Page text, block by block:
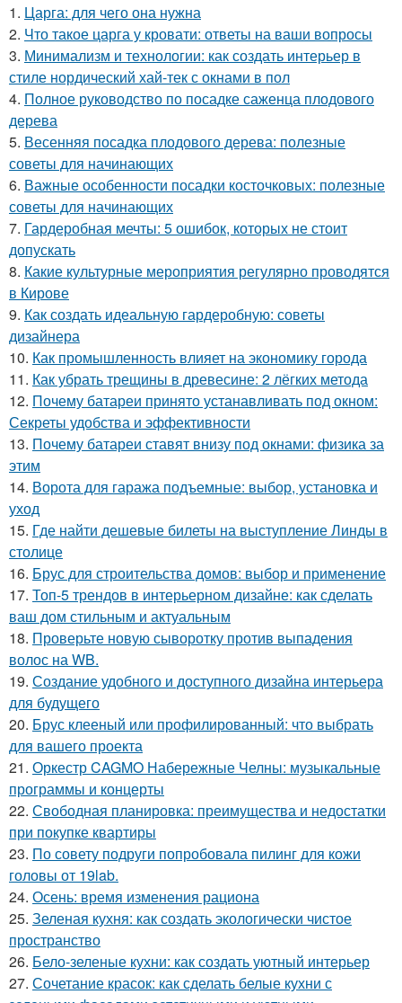
1. Царга: для чего она нужна
2. Что такое царга у кровати: ответы на ваши вопросы
3. Минимализм и технологии: как создать интерьер в
стиле нордический хай-тек с окнами в пол
4. Полное руководство по посадке саженца плодового
дерева
5. Весенняя посадка плодового дерева: полезные
советы для начинающих
6. Важные особенности посадки косточковых: полезные
советы для начинающих
7. Гардеробная мечты: 5 ошибок, которых не стоит
допускать
8. Какие культурные мероприятия регулярно проводятся
в Кирове
9. Как создать идеальную гардеробную: советы
дизайнера
10. Как промышленность влияет на экономику города
11. Как убрать трещины в древесине: 2 лёгких метода
12. Почему батареи принято устанавливать под окном:
Секреты удобства и эффективности
13. Почему батареи ставят внизу под окнами: физика за
этим
14. Ворота для гаража подъемные: выбор, установка и
уход
15. Где найти дешевые билеты на выступление Линды в
столице
16. Брус для строительства домов: выбор и применение
17. Топ-5 трендов в интерьерном дизайне: как сделать
ваш дом стильным и актуальным
18. Проверьте новую сыворотку против выпадения
волос на WB.
19. Создание удобного и доступного дизайна интерьера
для будущего
20. Брус клееный или профилированный: что выбрать
для вашего проекта
21. Оркестр CAGMO Набережные Челны: музыкальные
программы и концерты
22. Свободная планировка: преимущества и недостатки
при покупке квартиры
23. По совету подруги попробовала пилинг для кожи
головы от 19lab.
24. Осень: время изменения рациона
25. Зеленая кухня: как создать экологически чистое
пространство
26. Бело-зеленые кухни: как создать уютный интерьер
27. Сочетание красок: как сделать белые кухни с